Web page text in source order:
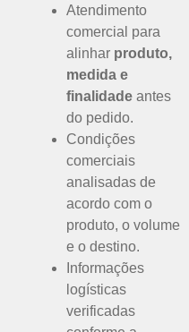
Atendimento
comercial para
alinhar produto,
medida e
finalidade antes
do pedido.
Condições
comerciais
analisadas de
acordo com o
produto, o volume
e o destino.
Informações
logísticas
verificadas